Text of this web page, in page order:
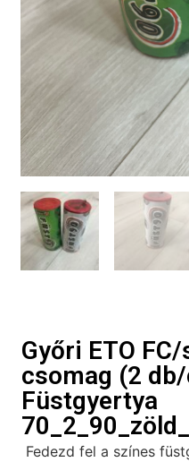
Győri ETO
csomag (2
Füstgyertya
Fedezd fel a színes